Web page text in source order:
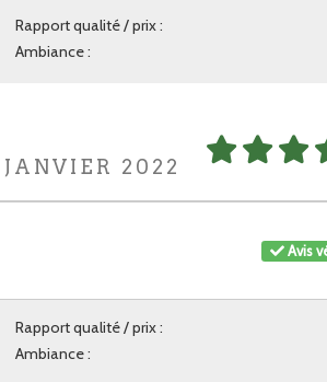
Rapport qualité / prix :
Ambiance :
2022
Avis
Rapport qualité / prix :
Ambiance :